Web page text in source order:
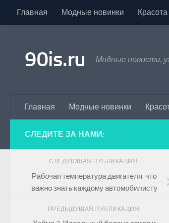
Skip to content
Главная Модные новинки
90is.ru Модные новости,
Главная Модные новинки
СЛЕДИТЕ ЗА НАМИ:
СЛЕДУЮЩАЯ ПУБЛИКАЦИЯ
Рабочая температура двигателя: что
важно знать каждому автомобилисту
ПРЕДЫДУЩАЯ ПУБЛИКАЦИЯ